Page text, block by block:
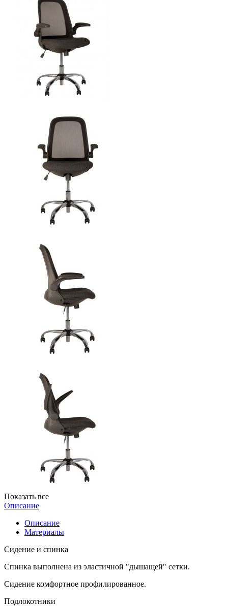
Показать все
Описание
Описание
Материалы
Сидение и спинка
Спинка выполнена из эластичной "дышащей" сетки.
Сидение комфортное профилированное.
Подлокотники